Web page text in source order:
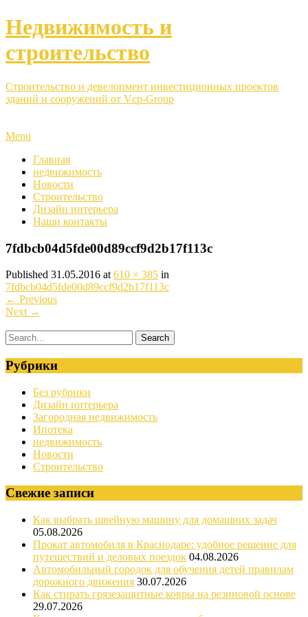
Недвижимость и
строительство
Строительство и девелопмент инвестиционных проектов
зданий и сооружений от Vcp-Group
Menu
Главная
недвижимость
Новости
Строительство
Дизайн интерьера
Наши контакты
7fdbcb04d5fde00d89ccf9d2b17f113c
Published 31.05.2016 at 610 × 385 in
7fdbcb04d5fde00d89ccf9d2b17f113c
← Previous
Next →
Рубрики
Без рубрики
Дизайн интерьера
Загородная недвижимость
Ипотека
недвижимость
Новости
Строительство
Свежие записи
Как выбрать швейную машину для домашних задач
05.08.2026
Прокат автомобиля в Краснодаре: удобное решение для
путешествий и деловых поездок 04.08.2026
Автомобильный городок для обучения детей правилам
дорожного движения 30.07.2026
Как стирать грязезащитные ковры на резиновой основе
29.07.2026